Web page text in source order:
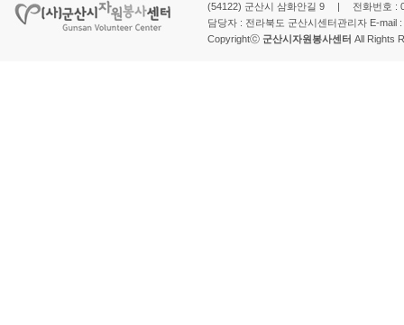
(54122) 군산시 삼화안길 9 | 전화번호 :
담당자 : 전라북도 군산시센터관리자 E-mail :
Copyrightⓒ 군산시자원봉사센터 All Rights